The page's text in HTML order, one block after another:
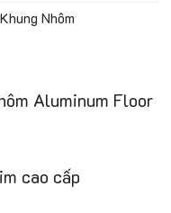
Nhôm
Aluminum Floor
cao cấp